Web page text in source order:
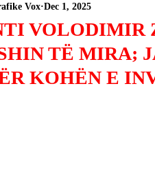
VOLODIMIR
TË MIRA;
KOHËN E
Vox Dec 1, 2025